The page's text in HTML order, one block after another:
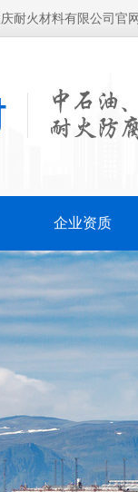
耐火材料有限公司官网
企业资质